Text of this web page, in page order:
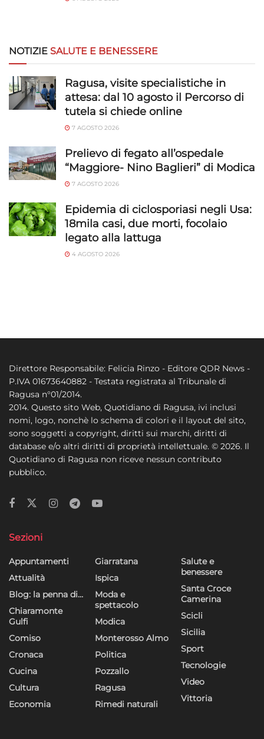
NOTIZIE SALUTE E BENESSERE
Ragusa, visite specialistiche in
attesa: dal 10 agosto il Percorso di
tutela si chiede online
7 AGOSTO 2026
Prelievo di fegato all’ospedale
“Maggiore- Nino Baglieri” di Modica
7 AGOSTO 2026
Epidemia di ciclosporiasi negli Usa:
18mila casi, due morti, focolaio
legato alla lattuga
4 AGOSTO 2026
Direttore Responsabile: Felicia Rinzo - Editore QDR News -
P.IVA 01673640882 - Testata registrata al Tribunale di
Ragusa n°01/2014.
2014. Questo sito Web, Quotidiano di Ragusa, ivi inclusi
nomi, logo, nonchè lo schema di colori e il layout del sito,
sono soggetti a copyright, diritti sui marchi, diritti di
database e/o altri diritti di proprietà intellettuale. © 2026. Il
Quotidiano di Ragusa non riceve nessun contributo
pubblico.
Sezioni
Appuntamenti
Attualità
Blog: la penna di…
Chiaramonte
Gulfi
Comiso
Cronaca
Cucina
Cultura
Economia
Giarratana
Ispica
Moda e
spettacolo
Modica
Monterosso Almo
Politica
Pozzallo
Ragusa
Rimedi naturali
Salute e
benessere
Santa Croce
Camerina
Scicli
Sicilia
Sport
Tecnologie
Video
Vittoria